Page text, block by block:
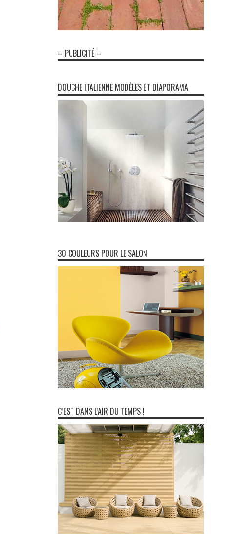
– PUBLICITÉ –
DOUCHE ITALIENNE MODÈLES ET DIAPORAMA
30 COULEURS POUR LE SALON
C’EST DANS L’AIR DU TEMPS !